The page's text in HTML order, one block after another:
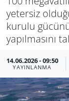
yetersiz
kurulu
yapılmasını
14.06.2026 - 09:50
YAYINLANMA